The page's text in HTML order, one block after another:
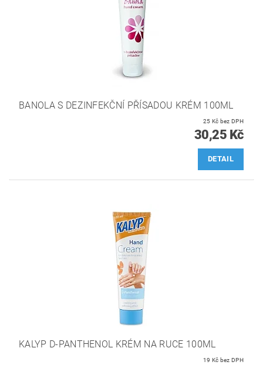
BANOLA S DEZINFEKČNÍ PŘÍSADOU KRÉM 100ML
25 Kč bez DPH
30,25 Kč
DETAIL
KALYP D-PANTHENOL KRÉM NA RUCE 100ML
19 Kč bez DPH